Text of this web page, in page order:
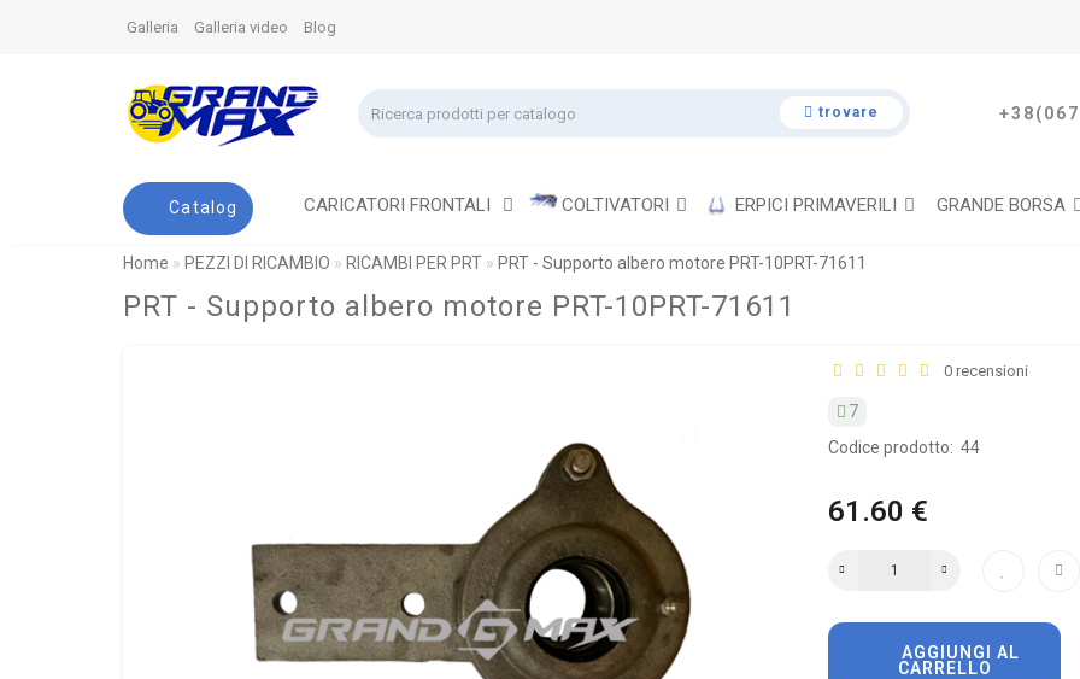
Galleria Galleria video Blog
trovare
Catalog CARICATORI FRONTALI COLTIVATORI ERPICI PRIMAVERILI GRANDE BORSA
Home PEZZI DI RICAMBIO RICAMBI PER PRT PRT - Supporto albero motore PRT-10PRT-71611
PRT - Supporto albero motore PRT-10PRT-71611
0 recensioni
7
Codice prodotto: 44
61.60 €
CARRELLO